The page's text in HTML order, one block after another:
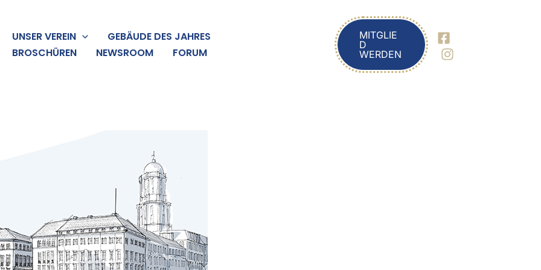
UNSER VEREIN
GEBÄUDE DES JAHRES
BROSCHÜREN
NEWSROOM FORUM
MITGLIE
D
WERDEN